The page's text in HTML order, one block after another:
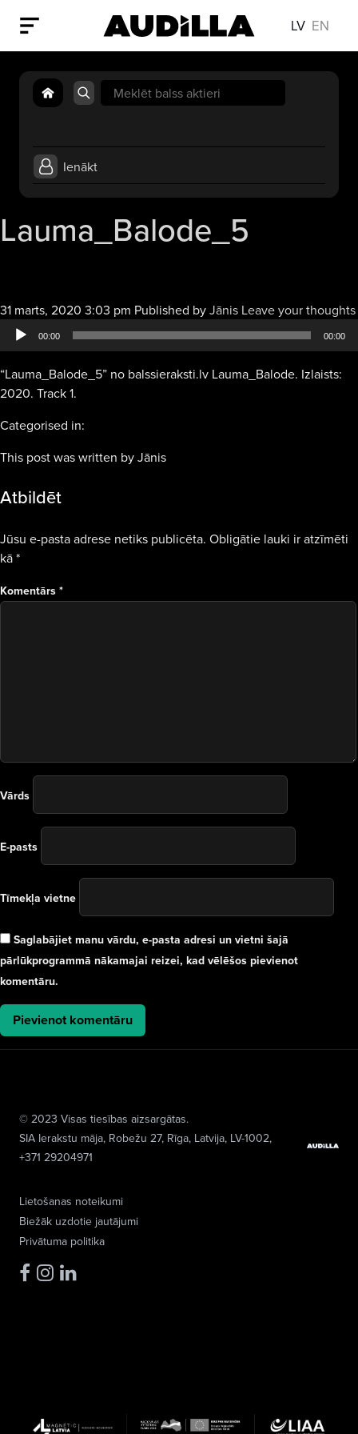
LV EN
Search
for:
Ienākt
Lauma_Balode_5
31 marts, 2020 3:03 pm Published byJānis Leave your thoughts
00:00 00:00
“Lauma_Balode_5” no balssieraksti.lv Lauma_Balode. Izlaists:
2020. Track 1.
Categorised in:
This post was written by Jānis
Atbildēt
Jūsu e-pasta adrese netiks publicēta. Obligātie lauki ir atzīmēti
kā*
Komentārs*
Vārds
E-pasts
Tīmekļa vietne
Saglabājiet manu vārdu, e-pasta adresi un vietni šajā
pārlūkprogrammā nākamajai reizei, kad vēlēšos pievienot
komentāru.
Lietošanas noteikumi
Biežāk uzdotie jautājumi
Privātuma politika
© 2023 Visas tiesības aizsargātas.
SIA Ierakstu māja, Robežu 27, Rīga, Latvija, LV-1002,
+371 29204971